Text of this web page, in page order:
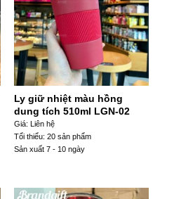
Ly giữ nhiệt màu hồng
dung tích 510ml LGN-02
Giá: Liên hệ
Tổi thiểu: 20 sản phẩm
Sản xuất 7 - 10 ngày